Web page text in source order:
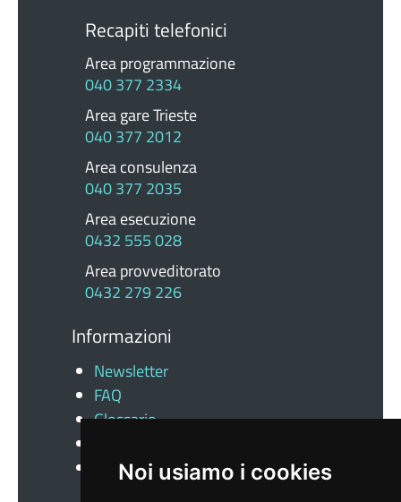
Noi usiamo i cookies
Recapiti telefonici
Area programmazione
040 377 2334
Area gare Trieste
040 377 2012
Area consulenza
040 377 2035
Area esecuzione
0432 555 028
Area provveditorato
0432 279 226
Informazioni
Newsletter
FAQ
Glossario
News